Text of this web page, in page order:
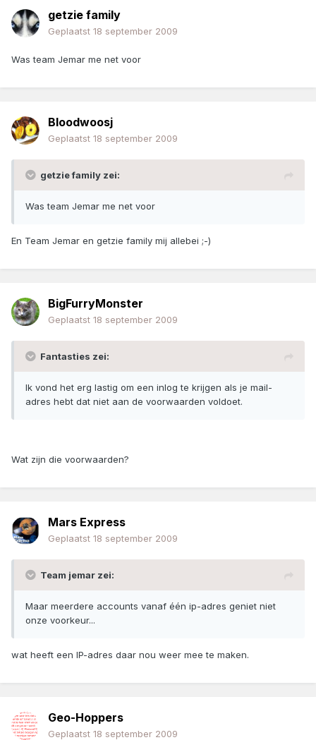
getzie family
Geplaatst 18 september 2009
Was team Jemar me net voor
Bloodwoosj
Geplaatst 18 september 2009
getzie family zei:
Was team Jemar me net voor
En Team Jemar en getzie family mij allebei ;-)
BigFurryMonster
Geplaatst 18 september 2009
Fantasties zei:
Ik vond het erg lastig om een inlog te krijgen als je mail-
adres hebt dat niet aan de voorwaarden voldoet.
Wat zijn die voorwaarden?
Mars Express
Geplaatst 18 september 2009
Team jemar zei:
Maar meerdere accounts vanaf één ip-adres geniet niet
onze voorkeur...
wat heeft een IP-adres daar nou weer mee te maken.
Geo-Hoppers
Geplaatst 18 september 2009